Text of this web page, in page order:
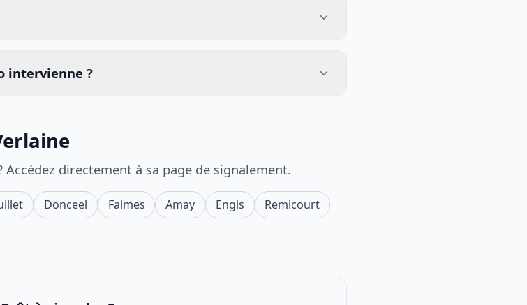
intervienne ?
directement à sa page de signalement.
Donceel Faimes Amay Engis
Remicourt